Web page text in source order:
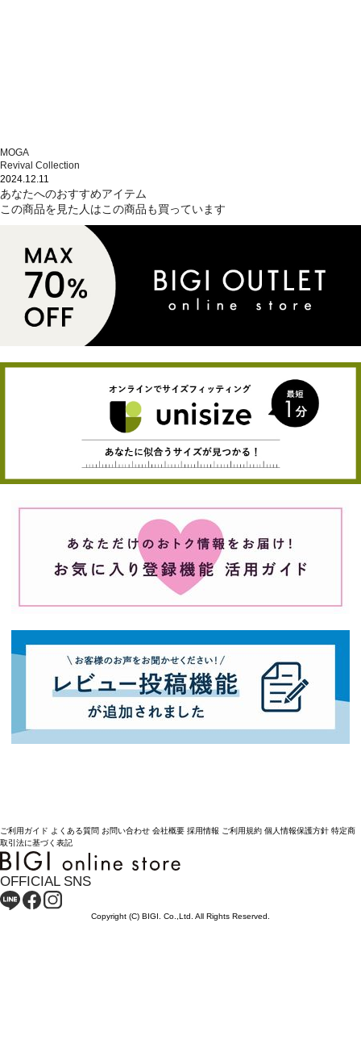
MOGA
Revival Collection
2024.12.11
あなたへのおすすめアイテム
この商品を見た人はこの商品も買っています
ご利用ガイド よくある質問 お問い合わせ 会社概要 採用情報 ご利用規約 個人情報保護方針 特定商
取引法に基づく表記
OFFICIAL SNS
Copyright (C) BIGI. Co.,Ltd. All Rights Reserved.